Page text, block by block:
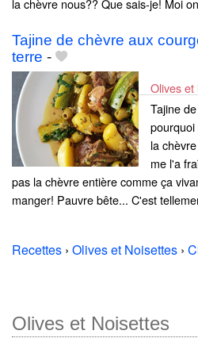
la chèvre nous?? Que sais-je! Moi
Tajine de chèvre aux
terre -
Olives et
Tajine
la
me l'a
pas la chèvre entière comme ça
manger! Pauvre bête... C'est
Recettes › Olives et Noisettes ›
Olives et Noisettes